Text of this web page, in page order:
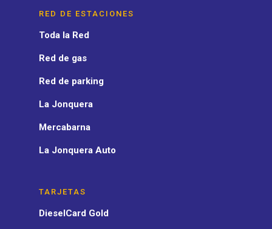
RED DE ESTACIONES
Toda la Red
Red de gas
Red de parking
La Jonquera
Mercabarna
La Jonquera Auto
TARJETAS
DieselCard Gold